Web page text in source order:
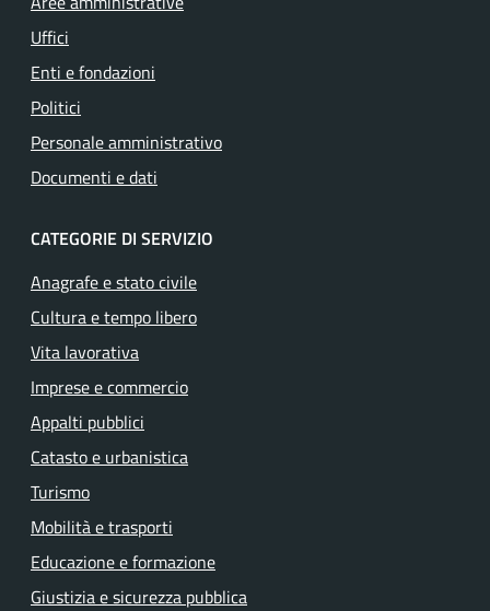
Uffici
Enti e fondazioni
Politici
Personale amministrativo
Documenti e dati
CATEGORIE DI SERVIZIO
Anagrafe e stato civile
Cultura e tempo libero
Vita lavorativa
Imprese e commercio
Appalti pubblici
Catasto e urbanistica
Turismo
Mobilità e trasporti
Educazione e formazione
Giustizia e sicurezza pubblica